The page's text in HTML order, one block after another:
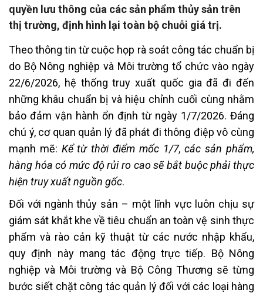
quyền lưu thông của các sản phẩm thủy sản trên
thị trường, định hình lại toàn bộ chuỗi giá trị.
Theo thông tin từ cuộc họp rà soát công tác chuẩn bị
do Bộ Nông nghiệp và Môi trường tổ chức vào ngày
22/6/2026, hệ thống truy xuất quốc gia đã đi đến
những khâu chuẩn bị và hiệu chỉnh cuối cùng nhằm
bảo đảm vận hành ổn định từ ngày 1/7/2026. Đáng
chú ý, cơ quan quản lý đã phát đi thông điệp vô cùng
mạnh mẽ: Kể từ thời điểm mốc 1/7, các sản phẩm,
hàng hóa có mức độ rủi ro cao sẽ bắt buộc phải thực
hiện truy xuất nguồn gốc.
Đối với ngành thủy sản – một lĩnh vực luôn chịu sự
giám sát khắt khe về tiêu chuẩn an toàn vệ sinh thực
phẩm và rào cản kỹ thuật từ các nước nhập khẩu,
quy định này mang tác động trực tiếp. Bộ Nông
nghiệp và Môi trường và Bộ Công Thương sẽ từng
bước siết chặt công tác quản lý đối với các loại hàng